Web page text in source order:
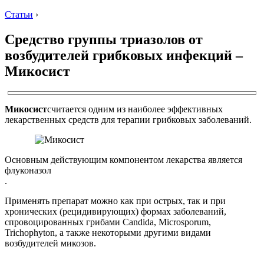
Статьи ›
Средство группы триазолов от
возбудителей грибковых инфекций –
Микосист
Микосистсчитается одним из наиболее эффективных
лекарственных средств для терапии грибковых заболеваний.
Основным действующим компонентом лекарства является
флуконазол
.
Применять препарат можно как при острых, так и при
хронических (рецидивирующих) формах заболеваний,
спровоцированных грибами Candida, Microsporum,
Trichophyton, а также некоторыми другими видами
возбудителей микозов.